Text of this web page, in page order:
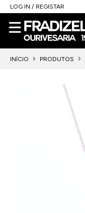
LOG IN / REGISTAR
INÍCIO PRODUTOS